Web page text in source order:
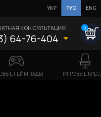
УКР РУС ENG
КОНСУЛЬТАЦИЯ
64-76-404
0
ГЕЙМПАДЫ ИГРОВЫЕ